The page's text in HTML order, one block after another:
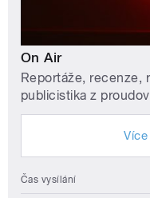
On Air
Reportáže, recenze,
publicistika z
Čas vysílání